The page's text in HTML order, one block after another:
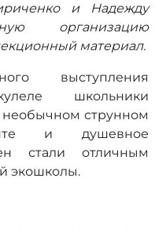
и Надежду
организацию
материал.
выступления
школьники
необычном струнном
и душевное
стали отличным
экошколы.